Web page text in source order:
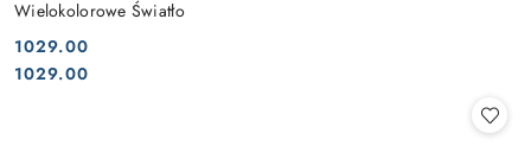
Wielokolorowe Światło
Cena:
1029.00
Cena:
1029.00